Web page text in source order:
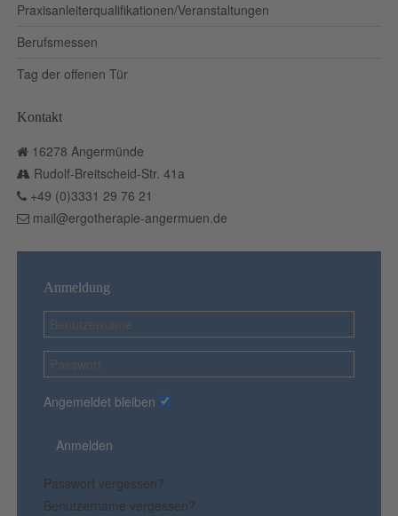
Praxisanleiterqualifikationen/Veranstaltungen
Berufsmessen
Tag der offenen Tür
Kontakt
16278 Angermünde
Rudolf-Breitscheid-Str. 41a
+49 (0)3331 29 76 21
mail@ergotherapie-angermuen.de
Anmeldung
Angemeldet bleiben
Anmelden
Passwort vergessen?
Benutzername vergessen?